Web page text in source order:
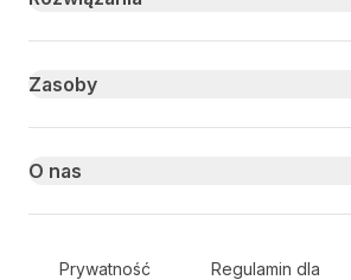
Zasoby
O nas
Secondary Footer Navigation
Prywatność
Regulamin dla